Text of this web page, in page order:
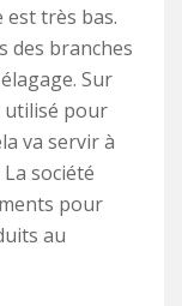
très bas.
des branches
Sur
utilisé pour
va servir à
société
pour
au